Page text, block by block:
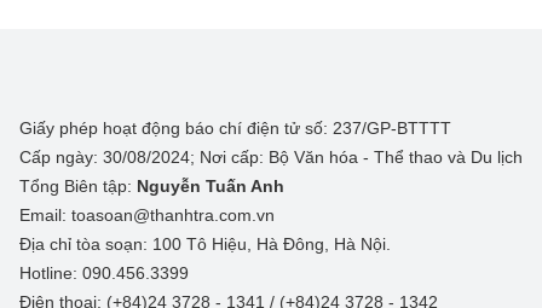
Giấy phép hoạt động báo chí điện tử số: 237/GP-BTTTT
Cấp ngày: 30/08/2024; Nơi cấp: Bộ Văn hóa - Thể thao và Du lịch
Tổng Biên tập: Nguyễn Tuấn Anh
Email: toasoan@thanhtra.com.vn
Địa chỉ tòa soạn: 100 Tô Hiệu, Hà Đông, Hà Nội.
Hotline: 090.456.3399
Điện thoại: (+84)24 3728 - 1341 / (+84)24 3728 - 1342